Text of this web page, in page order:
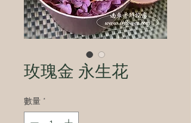
玫瑰金 永生花
數量 *